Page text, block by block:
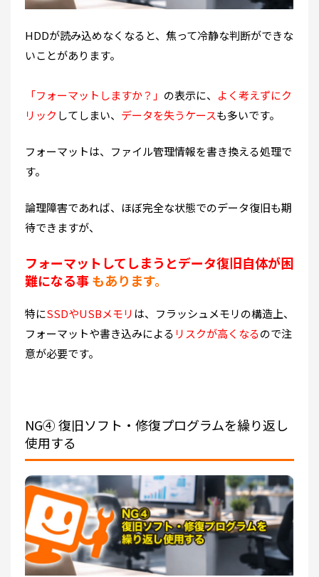
HDDが読み込めなくなると、焦って冷静な判断ができな
いことがあります。
「フォーマットしますか？」 の表示に、 よく考えずにク
リック してしまい、 データを失うケースも多いです。
フォーマットは、ファイル管理情報を書き換える処理で
す。
論理障害であれば、ほぼ完全な状態でのデータ復旧も期
待できますが、
フォーマットしてしまうとデータ復旧自体が困
難になる事もあります。
特にSSDやUSBメモリ は、フラッシュメモリの構造上、
フォーマットや書き込みによる リスクが高くなるので注
意が必要です。
NG④ 復旧ソフト・修復プログラムを繰り返し
使用する